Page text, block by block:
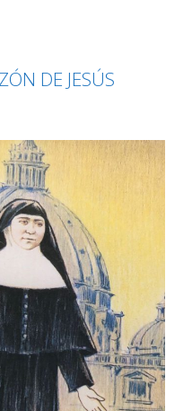
DE JESÚS